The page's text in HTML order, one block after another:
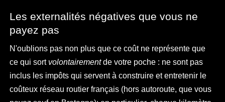
Les externalités négatives que vous ne
payez pas
N'oublions pas non plus que ce coût ne représente que
ce qui sort volontairementde votre poche : ne sont pas
inclus les impôts qui servent à construire et entretenir le
coûteux réseau routier français (hors autoroute, que vous